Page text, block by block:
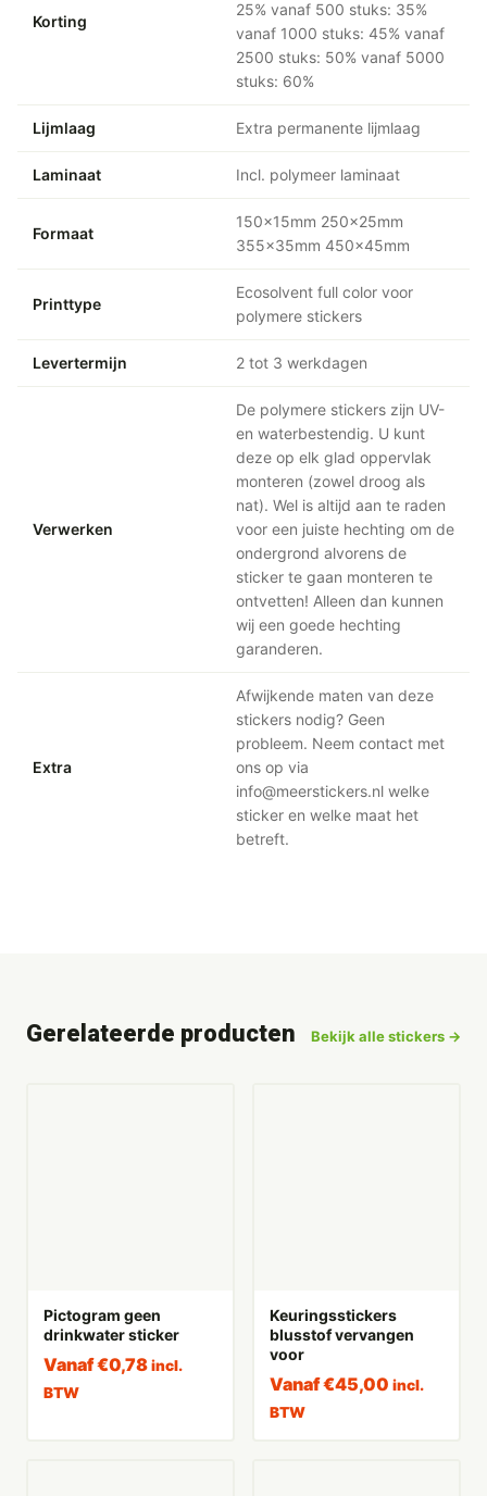
Korting
25% vanaf 500 stuks: 35%
vanaf 1000 stuks: 45% vanaf
2500 stuks: 50% vanaf 5000
stuks: 60%
Lijmlaag Extra permanente lijmlaag
Laminaat Incl. polymeer laminaat
Formaat
150x15mm 250x25mm
355x35mm 450x45mm
Printtype
Ecosolvent full color voor
polymere stickers
Levertermijn 2 tot 3 werkdagen
Verwerken
De polymere stickers zijn UV-
en waterbestendig. U kunt
deze op elk glad oppervlak
monteren (zowel droog als
nat). Wel is altijd aan te raden
voor een juiste hechting om de
ondergrond alvorens de
sticker te gaan monteren te
ontvetten! Alleen dan kunnen
wij een goede hechting
garanderen.
Extra
Afwijkende maten van deze
stickers nodig? Geen
probleem. Neem contact met
ons op via
info@meerstickers.nl welke
sticker en welke maat het
betreft.
Gerelateerde producten Bekijk alle stickers →
Pictogram geen
drinkwater sticker
Vanaf€0,78 incl.
BTW
Keuringsstickers
blusstof vervangen
voor
Vanaf€45,00 incl.
BTW